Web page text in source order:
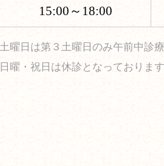
15:00～18:00
土曜日は第３土曜日のみ午前中診
日曜・祝日は休診となっております